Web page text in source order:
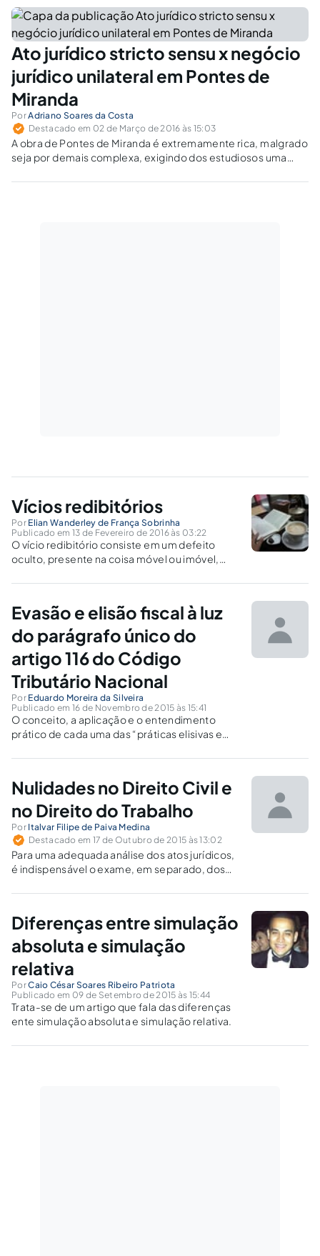
combater a alienação fraudulenta de bens.
Ato jurídico stricto sensu x negócio
jurídico unilateral em Pontes de
Miranda
PorAdriano Soares da Costa
Destacado em 02 de Março de 2016 às 15:03
A obra de Pontes de Miranda é extremamente rica, malgrado
seja por demais complexa, exigindo dos estudiosos uma
expostos.
Vícios redibitórios
Por Elian Wanderley de França Sobrinha
Publicado em 13 de Fevereiro de 2016 às 03:22
O vício redibitório consiste em um defeito
oculto, presente na coisa móvel ou imóvel,
permanecendo com o objeto solicitaria o
conhecimento sobre o vício.
Evasão e elisão fiscal à luz
do parágrafo único do
artigo 116 do Código
Tributário Nacional
Por Eduardo Moreira da Silveira
Publicado em 16 de Novembro de 2015 às 15:41
O conceito, a aplicação e o entendimento
prático de cada uma das “práticas elisivas e
forma e de direito e negócio jurídico indireto)
Nulidades no Direito Civil e
no Direito do Trabalho
Por Italvar Filipe de Paiva Medina
Destacado em 17 de Outubro de 2015 às 13:02
Para uma adequada análise dos atos jurídicos,
é indispensável o exame, em separado, dos
consoante já ensinava Pontes de Miranda. O
direito não significa, necessariamente, que
será ineficaz.
Diferenças entre simulação
absoluta e simulação
relativa
PorCaio César Soares Ribeiro Patriota
Publicado em 09 de Setembro de 2015 às 15:44
Trata-se de um artigo que fala das diferenças
ente simulação absoluta e simulação relativa.